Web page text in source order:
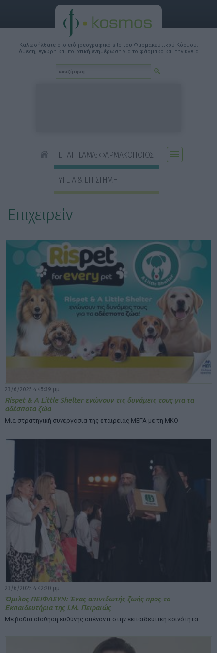
Καλωσήλθατε στο ειδησεογραφικό site του Φαρμακευτικού Κόσμου.
'Αμεση, έγκυρη και ποιοτική ενημέρωση για το φάρμακο και την υγεία.
ΕΠΑΓΓΕΛΜΑ: ΦΑΡΜΑΚΟΠΟΙΟΣ
ΥΓΕΙΑ & ΕΠΙΣΤΗΜΗ
Επιχειρείν
23/6/2025 4:45:39 μμ
Rispet & A Little Shelter ενώνουν τις δυνάμεις τους για τα
αδέσποτα ζώα
Μια στρατηγική συνεργασία της εταιρείας ΜΕΓΑ με τη ΜΚΟ
23/6/2025 4:42:20 μμ
Όμιλος ΠΕΙΦΑΣΥΝ: Ένας απινιδωτής ζωής προς τα
Εκπαιδευτήρια της Ι.Μ. Πειραιώς
Με βαθιά αίσθηση ευθύνης απέναντι στην εκπαιδευτική κοινότητα